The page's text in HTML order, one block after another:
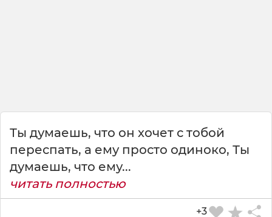
Ты думаешь, что он хочет с тобой
переспать, а ему просто одиноко, Ты
думаешь, что ему...
читать полностью
+3